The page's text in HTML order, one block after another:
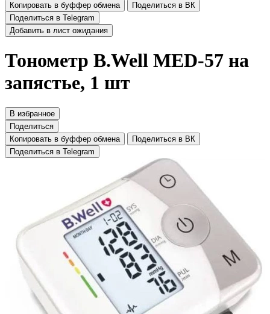
Копировать в буффер обмена
Поделиться в ВК
Поделиться в Telegram
Добавить в лист ожидания
Тонометр B.Well MED-57 на
запястье, 1 шт
В избранное
Поделиться
Копировать в буффер обмена
Поделиться в ВК
Поделиться в Telegram